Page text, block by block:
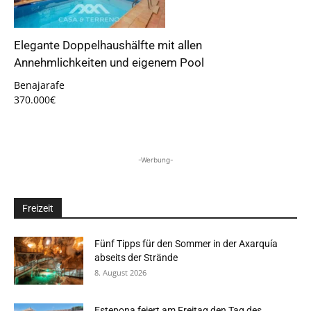
Elegante Doppelhaushälfte mit allen
Annehmlichkeiten und eigenem Pool
Benajarafe
370.000€
-Werbung-
Freizeit
Fünf Tipps für den Sommer in der Axarquía
abseits der Strände
8. August 2026